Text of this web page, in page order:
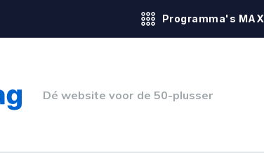
Programma's MAX
Dé website voor de 50-plusser